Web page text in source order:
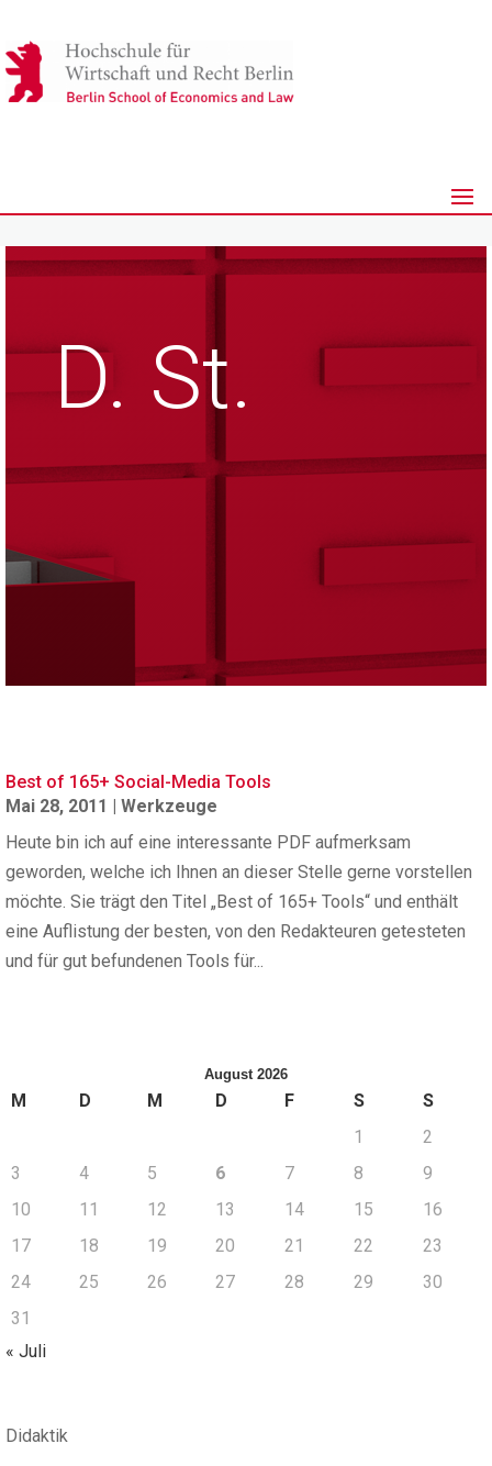
D. St.
Best of 165+ Social-Media Tools
Mai 28, 2011 | Werkzeuge
Heute bin ich auf eine interessante PDF aufmerksam
geworden, welche ich Ihnen an dieser Stelle gerne vorstellen
möchte. Sie trägt den Titel „Best of 165+ Tools“ und enthält
eine Auflistung der besten, von den Redakteuren getesteten
und für gut befundenen Tools für...
August 2026
M D M D F S
S
1
2
3
4 5 6 7 8
9
10
11 12 13 14 15
16
17
18 19 20 21 22
23
24
25 26 27 28 29
30
31
« Juli
Didaktik